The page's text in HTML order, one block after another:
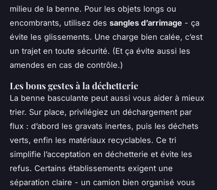
milieu de la benne. Pour les objets longs ou
encombrants, utilisez des sangles d’arrimage - ça
évite les glissements. Une charge bien calée, c’est
un trajet en toute sécurité. (Et ça évite aussi les
amendes en cas de contrôle.)
Les bons gestes à la déchetterie
La benne basculante peut aussi vous aider à mieux
trier. Sur place, privilégiez un déchargement par
flux : d’abord les gravats inertes, puis les déchets
verts, enfin les matériaux recyclables. Ce tri
simplifie l’acceptation en déchetterie et évite les
refus. Certains établissements exigent une
séparation claire - un camion bien organisé vous